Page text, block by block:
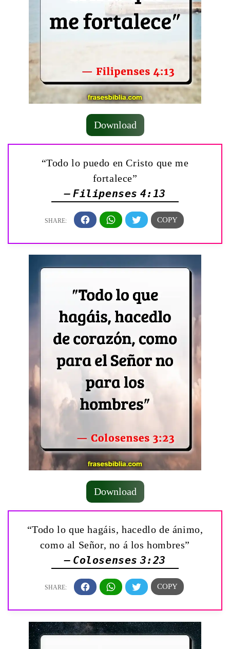
Download
“Todo lo puedo en Cristo que me
fortalece”
— Filipenses 4:13
Download
“Todo lo que hagáis, hacedlo de ánimo,
como al Señor, no á los hombres”
— Colosenses 3:23